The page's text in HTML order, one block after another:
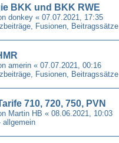
BKK und BKK RWE
donkey « 07.07.2021, 17:35
Fusionen, Beitragssätze
amerin « 07.07.2021, 00:16
Fusionen, Beitragssätze
710, 720, 750, PVN
Martin HB « 08.06.2021, 10:03
allgemein